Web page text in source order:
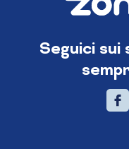
Seguici